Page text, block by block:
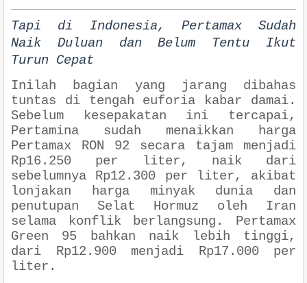
Tapi di Indonesia, Pertamax Sudah
Naik Duluan dan Belum Tentu Ikut
Turun Cepat
Inilah bagian yang jarang dibahas
tuntas di tengah euforia kabar damai.
Sebelum kesepakatan ini tercapai,
Pertamina sudah menaikkan harga
Pertamax RON 92 secara tajam menjadi
Rp16.250 per liter, naik dari
sebelumnya Rp12.300 per liter, akibat
lonjakan harga minyak dunia dan
penutupan Selat Hormuz oleh Iran
selama konflik berlangsung. Pertamax
Green 95 bahkan naik lebih tinggi,
dari Rp12.900 menjadi Rp17.000 per
liter.